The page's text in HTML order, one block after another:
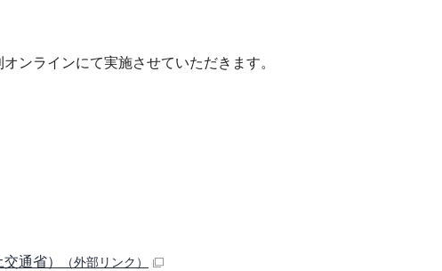
ンラインにて実施させていただきます。
通省） （外部リンク）